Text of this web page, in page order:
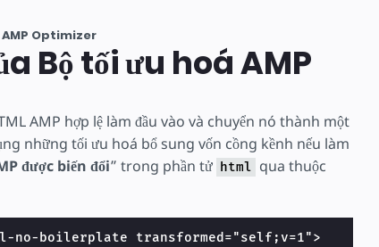
Optimizer
Bộ tối ưu hoá AMP
AMP hợp lệ làm đầu vào và chuyển nó thành một
những tối ưu hoá bổ sung vốn cồng kềnh nếu làm
được biến đổi” trong phần tử html qua thuộc
no-boilerplate transformed="self;v=1">